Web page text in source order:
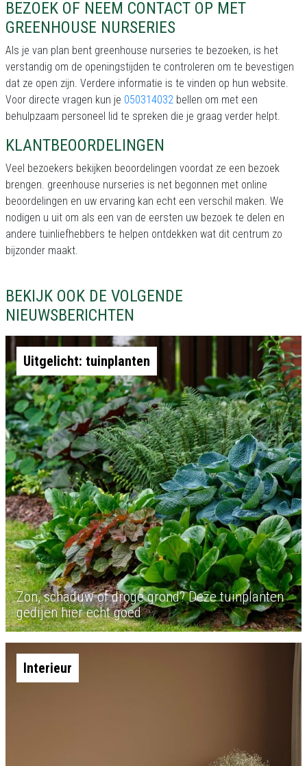
BEZOEK OF NEEM CONTACT OP MET
GREENHOUSE NURSERIES
Als je van plan bent greenhouse nurseries te bezoeken, is het
verstandig om de openingstijden te controleren om te bevestigen
dat ze open zijn. Verdere informatie is te vinden op hun website.
Voor directe vragen kun je 050314032 bellen om met een
behulpzaam personeel lid te spreken die je graag verder helpt.
KLANTBEOORDELINGEN
Veel bezoekers bekijken beoordelingen voordat ze een bezoek
brengen. greenhouse nurseries is net begonnen met online
beoordelingen en uw ervaring kan echt een verschil maken. We
nodigen u uit om als een van de eersten uw bezoek te delen en
andere tuinliefhebbers te helpen ontdekken wat dit centrum zo
bijzonder maakt.
BEKIJK OOK DE VOLGENDE
NIEUWSBERICHTEN
Uitgelicht: tuinplanten
Zon, schaduw of droge grond? Deze tuinplanten
gedijen hier echt goed
Interieur